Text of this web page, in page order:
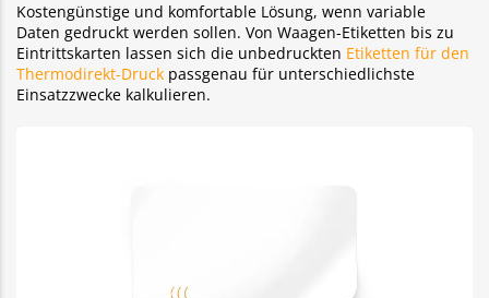
Kostengünstige und komfortable Lösung, wenn variable
Daten gedruckt werden sollen. Von Waagen-Etiketten bis zu
Eintrittskarten lassen sich die unbedruckten Etiketten für den
Thermodirekt-Druck passgenau für unterschiedlichste
Einsatzzwecke kalkulieren.